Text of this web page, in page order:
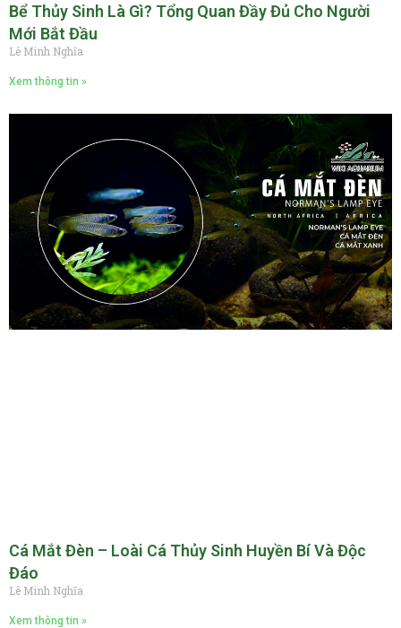
Bể Thủy Sinh Là Gì? Tổng Quan Đầy Đủ Cho Người
Mới Bắt Đầu
Lê Minh Nghĩa
Xem thông tin »
Cá Mắt Đèn – Loài Cá Thủy Sinh Huyền Bí Và Độc
Đáo
Lê Minh Nghĩa
Xem thông tin »